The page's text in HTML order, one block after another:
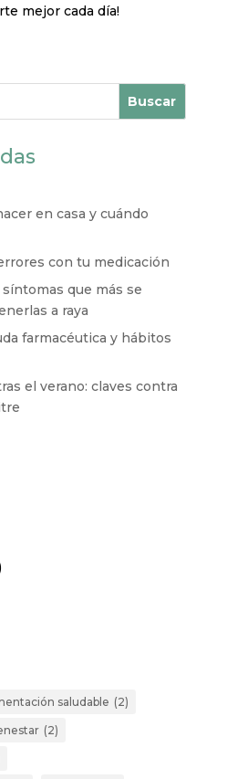
mejor cada día!
Buscar
en casa y cuándo
con tu medicación
que más se
a raya
farmacéutica y hábitos
el verano: claves contra
saludable (2)
(2)